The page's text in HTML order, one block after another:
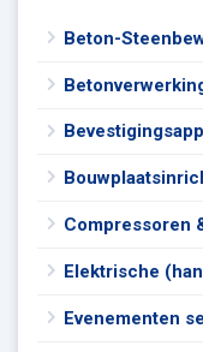
Beton-
Compressoren
Elektrische
Evenementen